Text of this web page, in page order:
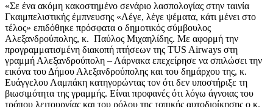
«Σε ένα ακόμη κακοστημένο σενάριο λασπολογίας στην ταινία
Γκαιμπελιστικής έμπνευσης «Λέγε, λέγε ψέματα, κάτι μένει στο
τέλος» επιδόθηκε πρόσφατα ο δημοτικός σύμβουλος
Αλεξανδρούπολης, κ. Παύλος Μιχαηλίδης. Με αφορμή την
προγραμματισμένη διακοπή πτήσεων της ΤUS Airways στη
γραμμή Αλεξανδρούπολη – Λάρνακα επεχείρησε να σπιλώσει την
εικόνα του Δήμου Αλεξανδρούπολης και του δημάρχου της, κ.
Ευάγγελου Λαμπάκη κατηγορώντας τον ότι δεν υποστήριξε τη
βιωσιμότητα της γραμμής. Είναι προφανές ότι λόγω άγνοιας του
τρόπου λειτουργίας και του ρόλου της τοπικής αυτοδιοίκησης ο κ.